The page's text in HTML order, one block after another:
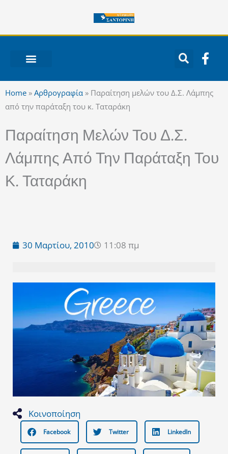
περιεχόμενο
F
a
e
b
f
Home » Αρθρογραφία » Παραίτηση μελών του Δ.Σ. Λάμπης
από την παράταξη του κ. Ταταράκη
Παραίτηση Μελών Του Δ.Σ.
Λάμπης Από Την Παράταξη Του
Κ. Ταταράκη
30 Μαρτίου, 2010 11:08 πμ
Κοινοποίηση
Facebook Twitter LinkedIn